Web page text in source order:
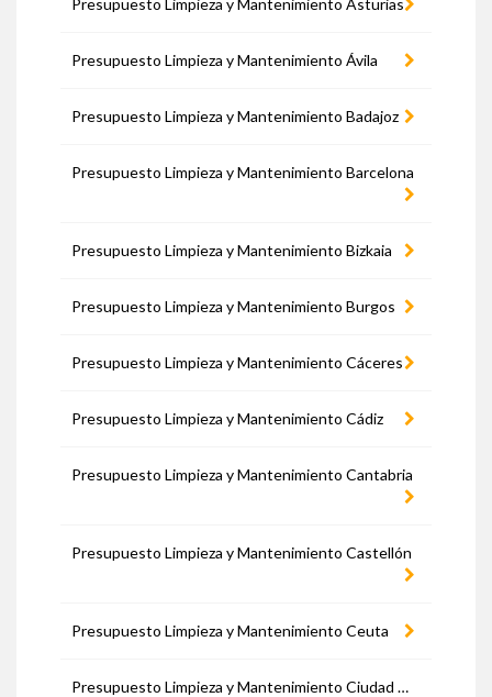
Presupuesto Limpieza y Mantenimiento Ávila
Presupuesto Limpieza y Mantenimiento Badajoz
Presupuesto Limpieza y Mantenimiento Barcelona
Presupuesto Limpieza y Mantenimiento Bizkaia
Presupuesto Limpieza y Mantenimiento Burgos
Presupuesto Limpieza y Mantenimiento Cáceres
Presupuesto Limpieza y Mantenimiento Cádiz
Presupuesto Limpieza y Mantenimiento Cantabria
Presupuesto Limpieza y Mantenimiento Castellón
Presupuesto Limpieza y Mantenimiento Ceuta
Presupuesto Limpieza y Mantenimiento Ciudad Real